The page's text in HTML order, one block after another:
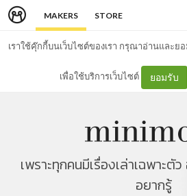
MAKERS STORE
เราใช้คุ๊กกี้บนเว็บไซต์ของเรา กรุณาอ่านและย
เพื่อใช้บริการเว็บไซต์ ยอมรับ
เพราะทุกคนมีเรื่องเล่าเฉพาะตั
อยากรู้